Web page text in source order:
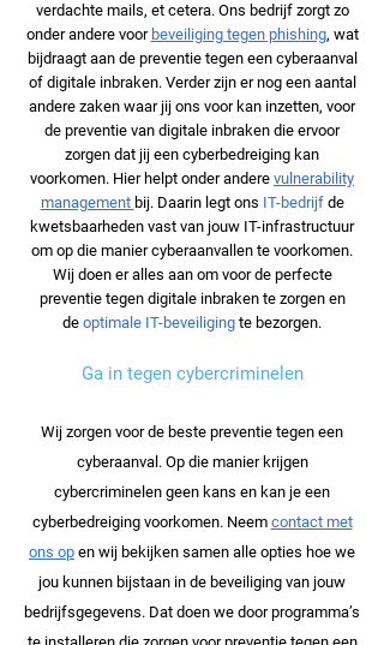
verdachte mails, et cetera. Ons bedrijf zorgt zo
onder andere voor beveiliging tegen phishing, wat
bijdraagt aan de preventie tegen een cyberaanval
of digitale inbraken. Verder zijn er nog een aantal
andere zaken waar jij ons voor kan inzetten, voor
de preventie van digitale inbraken die ervoor
zorgen dat jij een cyberbedreiging kan
voorkomen. Hier helpt onder andere vulnerability
management bij. Daarin legt ons IT-bedrijf de
kwetsbaarheden vast van jouw IT-infrastructuur
om op die manier cyberaanvallen te voorkomen.
Wij doen er alles aan om voor de perfecte
preventie tegen digitale inbraken te zorgen en
de optimale IT-beveiliging te bezorgen.
Ga in tegen cybercriminelen
Wij zorgen voor de beste preventie tegen een
cyberaanval. Op die manier krijgen
cybercriminelen geen kans en kan je een
cyberbedreiging voorkomen. Neem contact met
ons op en wij bekijken samen alle opties hoe we
jou kunnen bijstaan in de beveiliging van jouw
bedrijfsgegevens. Dat doen we door programma’s